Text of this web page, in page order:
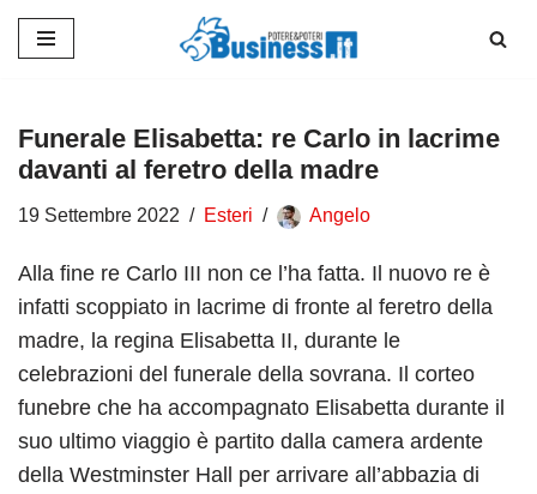
contenuto
Funerale Elisabetta: re Carlo in lacrime
davanti al feretro della madre
19 Settembre 2022 Esteri Angelo
Alla fine re Carlo III non ce l’ha fatta. Il nuovo re è
infatti scoppiato in lacrime di fronte al feretro della
madre, la regina Elisabetta II, durante le
celebrazioni del funerale della sovrana. Il corteo
funebre che ha accompagnato Elisabetta durante il
suo ultimo viaggio è partito dalla camera ardente
della Westminster Hall per arrivare all’abbazia di